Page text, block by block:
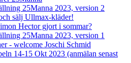
25Manna 2023, version 2
sälj Ullmax-kläder!
Hector gjort i sommar?
25Manna 2023, version 1
- welcome Joschi Schmid
14-15 Okt 2023 (anmälan senast